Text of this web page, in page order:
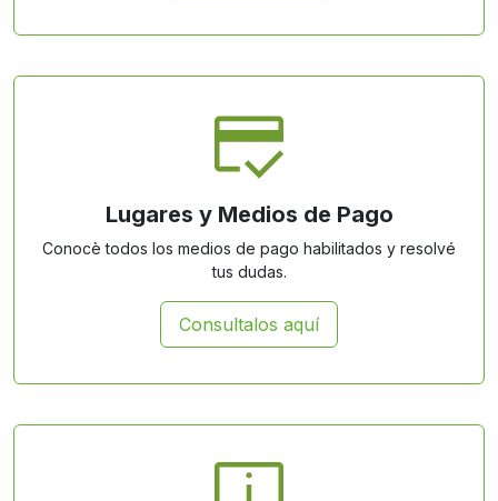
Lugares y Medios de Pago
Conocè todos los medios de pago habilitados y resolvé
tus dudas.
Consultalos aquí